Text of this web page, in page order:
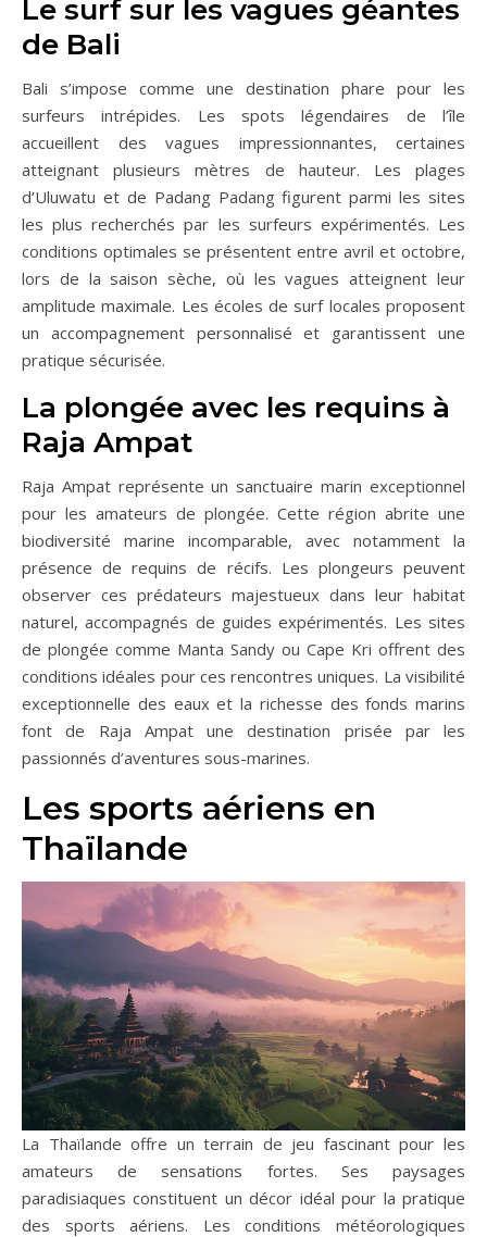
Le surf sur les vagues géantes
de Bali
Bali s’impose comme une destination phare pour les
surfeurs intrépides. Les spots légendaires de l’île
accueillent des vagues impressionnantes, certaines
atteignant plusieurs mètres de hauteur. Les plages
d’Uluwatu et de Padang Padang figurent parmi les sites
les plus recherchés par les surfeurs expérimentés. Les
conditions optimales se présentent entre avril et octobre,
lors de la saison sèche, où les vagues atteignent leur
amplitude maximale. Les écoles de surf locales proposent
un accompagnement personnalisé et garantissent une
pratique sécurisée.
La plongée avec les requins à
Raja Ampat
Raja Ampat représente un sanctuaire marin exceptionnel
pour les amateurs de plongée. Cette région abrite une
biodiversité marine incomparable, avec notamment la
présence de requins de récifs. Les plongeurs peuvent
observer ces prédateurs majestueux dans leur habitat
naturel, accompagnés de guides expérimentés. Les sites
de plongée comme Manta Sandy ou Cape Kri offrent des
conditions idéales pour ces rencontres uniques. La visibilité
exceptionnelle des eaux et la richesse des fonds marins
font de Raja Ampat une destination prisée par les
passionnés d’aventures sous-marines.
Les sports aériens en
Thaïlande
La Thaïlande offre un terrain de jeu fascinant pour les
amateurs de sensations fortes. Ses paysages
paradisiaques constituent un décor idéal pour la pratique
des sports aériens. Les conditions météorologiques